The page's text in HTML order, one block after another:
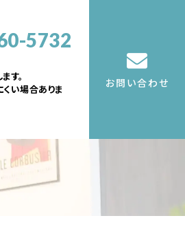
5732
す。
い場合ありま
お問い合わせ